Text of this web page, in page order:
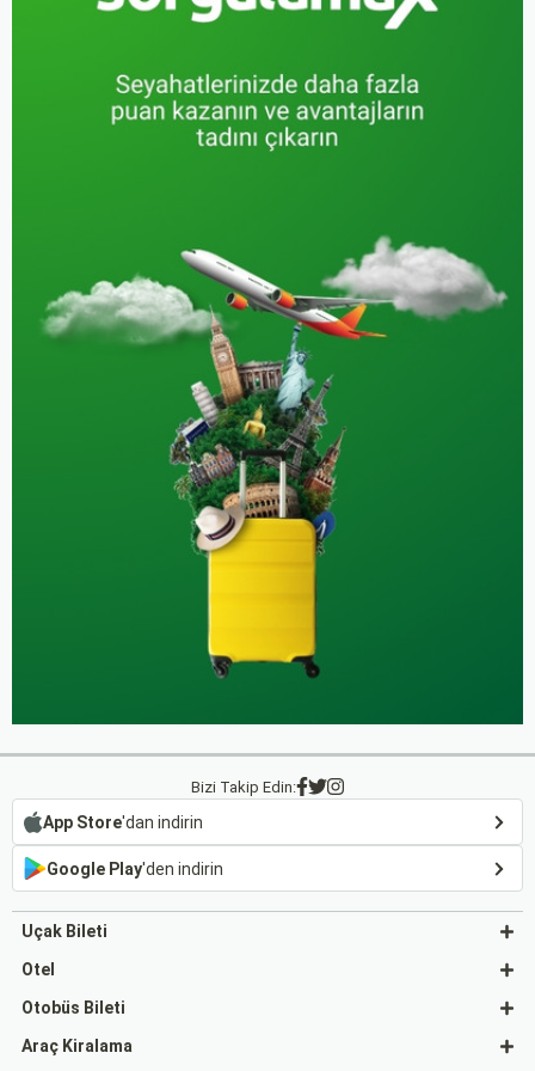
Bizi Takip Edin:
App Store'dan indirin
Google Play'den indirin
Uçak Bileti
Otel
Otobüs Bileti
Araç Kiralama